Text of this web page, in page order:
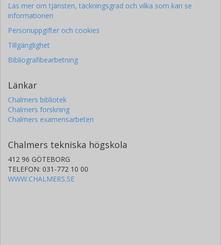
Läs mer om tjänsten, täckningsgrad och vilka som kan se
informationen
Personuppgifter och cookies
Tillgänglighet
Bibliografibearbetning
Länkar
Chalmers bibliotek
Chalmers forskning
Chalmers examensarbeten
Chalmers tekniska högskola
412 96 GÖTEBORG
TELEFON: 031-772 10 00
WWW.CHALMERS.SE